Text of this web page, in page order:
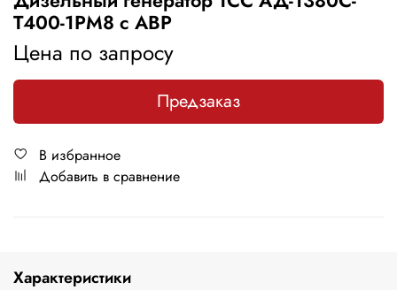
Т400-1РМ8 с АВР
Цена по запросу
Предзаказ
В избранное
Добавить в сравнение
Характеристики